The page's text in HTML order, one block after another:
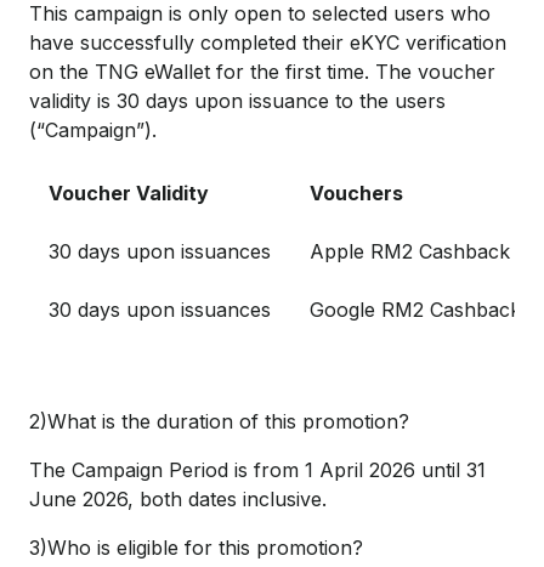
This campaign is only open to selected users who
have successfully completed their eKYC verification
on the TNG eWallet for the first time. The voucher
validity is 30 days upon issuance to the users
(“Campaign”).
Voucher Validity Vouchers
30 days upon issuances Apple RM2 Cashback
30 days upon issuances Google RM2 Cashback
2)What is the duration of this promotion?
The Campaign Period is from 1 April 2026 until 31
June 2026, both dates inclusive.
3)Who is eligible for this promotion?